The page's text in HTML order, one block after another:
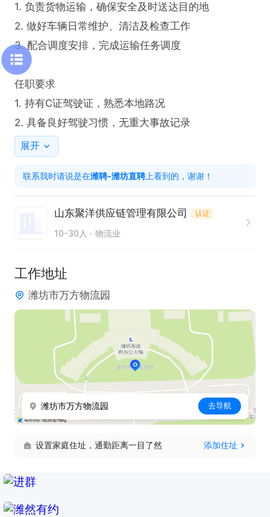
1. 负责货物运输，确保安全及时送达目的地
2. 做好车辆日常维护、清洁及检查工作
3. 配合调度安排，完成运输任务调度
任职要求
1. 持有C证驾驶证，熟悉本地路况
2. 具备良好驾驶习惯，无重大事故记录
展开
联系我时请说是在潍聘-潍坊直聘 上看到的，谢谢！
山东聚洋供应链管理有限公司 认证
10-30人 物流业
工作地址
潍坊市万方物流园
潍坊市万方物流园 去导航
设置家庭住址，通勤距离一目了然 添加住址